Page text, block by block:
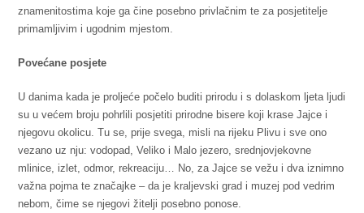
znamenitostima koje ga čine posebno privlačnim te za posjetitelje
primamljivim i ugodnim mjestom.
Povećane posjete
U danima kada je proljeće počelo buditi prirodu i s dolaskom ljeta ljudi
su u većem broju pohrlili posjetiti prirodne bisere koji krase Jajce i
njegovu okolicu. Tu se, prije svega, misli na rijeku Plivu i sve ono
vezano uz nju: vodopad, Veliko i Malo jezero, srednjovjekovne
mlinice, izlet, odmor, rekreaciju… No, za Jajce se vežu i dva iznimno
važna pojma te značajke – da je kraljevski grad i muzej pod vedrim
nebom, čime se njegovi žitelji posebno ponose.